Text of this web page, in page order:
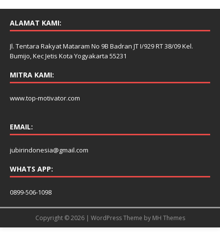
ALAMAT KAMI:
Jl. Tentara Rakyat Mataram No 9B Badran JT I/929 RT 38/09 Kel.
Bumijo, Kec Jetis Kota Yogyakarta 55231
MITRA KAMI:
www.top-motivator.com
EMAIL:
jubirindonesia@gmail.com
WHATS APP:
0899-506-1098
Copyright © 2026 | WordPress Theme by MH Themes